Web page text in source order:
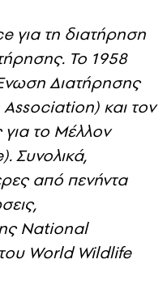
τη διατήρηση
Το 1958
Διατήρησης
και τον
το Μέλλον
από πενήντα
National